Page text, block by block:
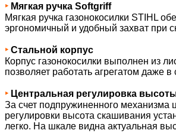
‣ Мягкая ручка Softgriff
Мягкая ручка газонокосилки STIHL
эргономичный и удобный захват при
‣ Стальной корпус
Корпус газонокосилки выполнен из
позволяет работать агрегатом даже
‣ Центральная регулировка
За счет подпружиненного механизма
регулировки высота скашивания
легко. На шкале видна актуальная